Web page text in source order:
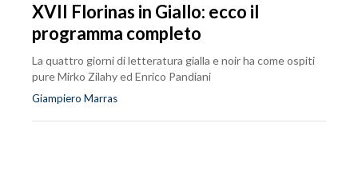
XVII Florinas in Giallo: ecco il
programma completo
La quattro giorni di letteratura gialla e noir ha come ospiti
pure Mirko Zilahy ed Enrico Pandiani
Giampiero Marras